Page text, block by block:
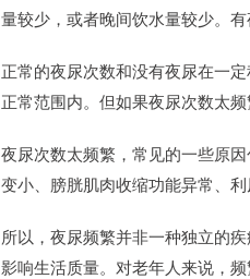
量较少，或者晚间饮水量较少。
正常的夜尿次数和没有夜尿在一
正常范围内。但如果夜尿次数太
夜尿次数太频繁，常见的一些原
变小、膀胱肌肉收缩功能异常、
所以，夜尿频繁并非一种独立的
影响生活质量。对老年人来说，